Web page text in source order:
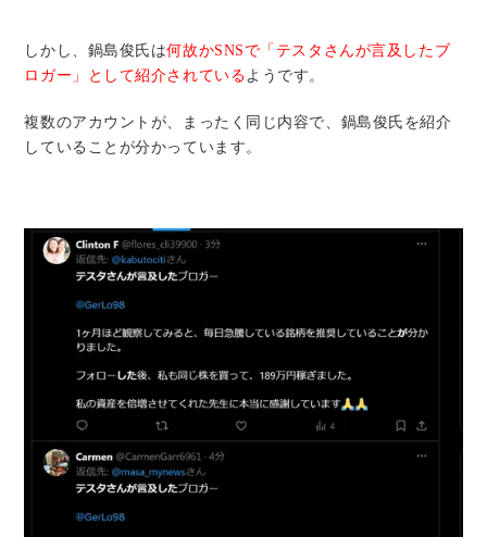
しかし、鍋島俊氏は何故かSNSで「テスタさんが言及したブ
ロガー」として紹介されているようです。
複数のアカウントが、まったく同じ内容で、鍋島俊氏を紹介
していることが分かっています。